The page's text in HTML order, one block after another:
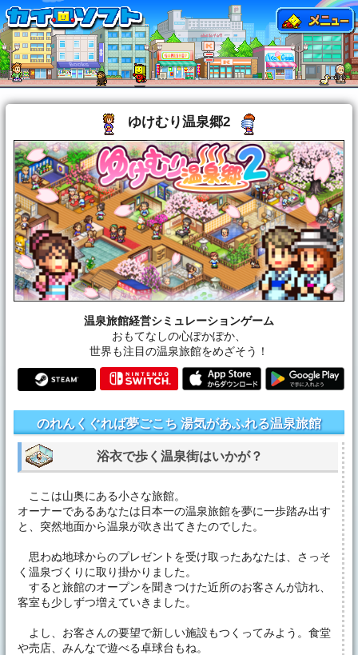
ゆけむり温泉郷2
温泉旅館経営シミュレーションゲーム
おもてなしの心ぽかぽか、
世界も注目の温泉旅館をめざそう！
のれんくぐれば夢ごこち 湯気があふれる温泉旅館
浴衣で歩く温泉街はいかが？
ここは山奥にある小さな旅館。
オーナーであるあなたは日本一の温泉旅館を夢に一歩踏み出す
と、突然地面から温泉が吹き出てきたのでした。
思わぬ地球からのプレゼントを受け取ったあなたは、さっそ
く温泉づくりに取り掛かりました。
すると旅館のオープンを聞きつけた近所のお客さんが訪れ、
客室も少しずつ増えていきました。
よし、お客さんの要望で新しい施設もつくってみよう。食堂
や売店、みんなで遊べる卓球台もね。